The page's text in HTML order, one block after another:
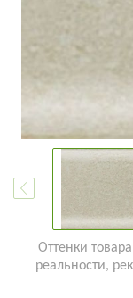
Оттенки
реальности,